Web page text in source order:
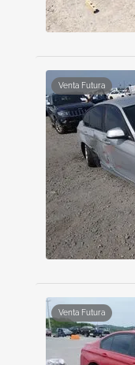
Venta Futura
Venta Futura